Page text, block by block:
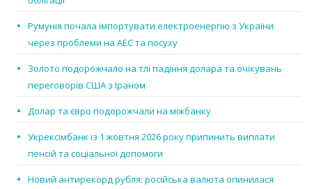
Румунія почала імпортувати електроенергію з України
через проблеми на АЕС та посуху
Золото подорожчало на тлі падіння долара та очікувань
переговорів США з Іраном
Долар та євро подорожчали на міжбанку
Укрексімбанк із 1 жовтня 2026 року припинить виплати
пенсій та соціальної допомоги
Новий антирекорд рубля: російська валюта опинилася